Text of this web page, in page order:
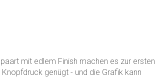
mit edlem Finish machen es zur ersten
genügt - und die Grafik kann